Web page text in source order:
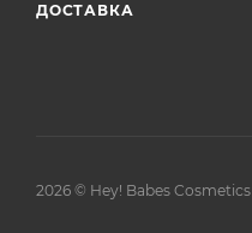
ДОСТАВКА
2026 © Hey! Babes Cosmetics